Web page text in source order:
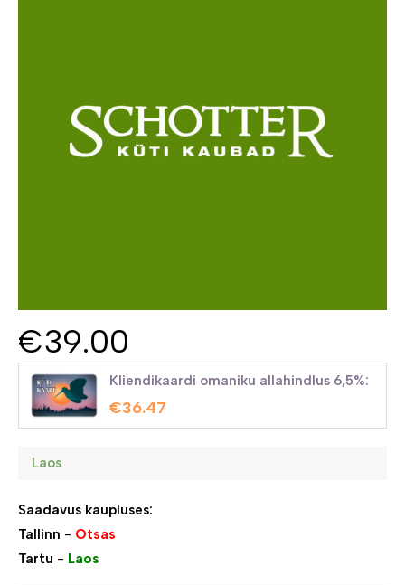
€39.00
Kliendikaardi omaniku allahindlus 6,5%:
€36.47
Laos
Saadavus kaupluses:
Tallinn - Otsas
Tartu - Laos